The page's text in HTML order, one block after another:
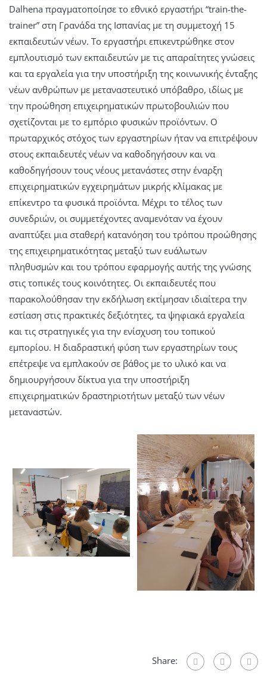
Dalhena πραγματοποίησε το εθνικό εργαστήρι “train-the-
trainer” στη Γρανάδα της Ισπανίας με τη συμμετοχή 15
εκπαιδευτών νέων. Το εργαστήρι επικεντρώθηκε στον
εμπλουτισμό των εκπαιδευτών με τις απαραίτητες γνώσεις
και τα εργαλεία για την υποστήριξη της κοινωνικής ένταξης
νέων ανθρώπων με μεταναστευτικό υπόβαθρο, ιδίως με
την προώθηση επιχειρηματικών πρωτοβουλιών που
σχετίζονται με το εμπόριο φυσικών προϊόντων. Ο
πρωταρχικός στόχος των εργαστηρίων ήταν να επιτρέψουν
στους εκπαιδευτές νέων να καθοδηγήσουν και να
καθοδηγήσουν τους νέους μετανάστες στην έναρξη
επιχειρηματικών εγχειρημάτων μικρής κλίμακας με
επίκεντρο τα φυσικά προϊόντα. Μέχρι το τέλος των
συνεδριών, οι συμμετέχοντες αναμενόταν να έχουν
αναπτύξει μια σταθερή κατανόηση του τρόπου προώθησης
της επιχειρηματικότητας μεταξύ των ευάλωτων
πληθυσμών και του τρόπου εφαρμογής αυτής της γνώσης
στις τοπικές τους κοινότητες. Οι εκπαιδευτές που
παρακολούθησαν την εκδήλωση εκτίμησαν ιδιαίτερα την
εστίαση στις πρακτικές δεξιότητες, τα ψηφιακά εργαλεία
και τις στρατηγικές για την ενίσχυση του τοπικού
εμπορίου. Η διαδραστική φύση των εργαστηρίων τους
επέτρεψε να εμπλακούν σε βάθος με το υλικό και να
δημιουργήσουν δίκτυα για την υποστήριξη
επιχειρηματικών δραστηριοτήτων μεταξύ των νέων
μεταναστών.
Share: